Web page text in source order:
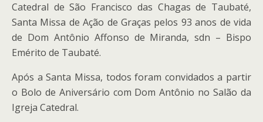
Catedral de São Francisco das Chagas de Taubaté,
Santa Missa de Ação de Graças pelos 93 anos de vida
de Dom Antônio Affonso de Miranda, sdn – Bispo
Emérito de Taubaté.
Após a Santa Missa, todos foram convidados a partir
o Bolo de Aniversário com Dom Antônio no Salão da
Igreja Catedral.